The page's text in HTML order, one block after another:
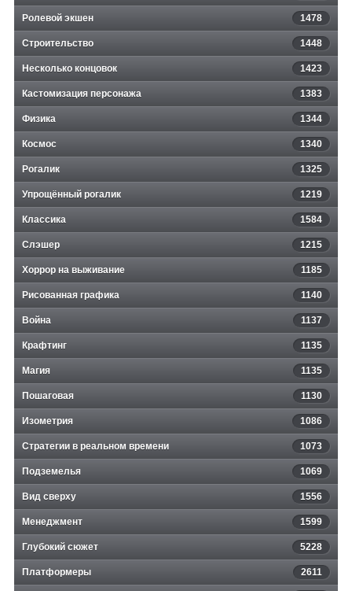
Ролевой экшен 1478
Строительство 1448
Несколько концовок 1423
Кастомизация персонажа 1383
Физика 1344
Космос 1340
Рогалик 1325
Упрощённый рогалик 1219
Классика 1584
Слэшер 1215
Хоррор на выживание 1185
Рисованная графика 1140
Война 1137
Крафтинг 1135
Магия 1135
Пошаговая 1130
Изометрия 1086
Стратегии в реальном времени 1073
Подземелья 1069
Вид сверху 1556
Менеджмент 1599
Глубокий сюжет 5228
Платформеры 2611